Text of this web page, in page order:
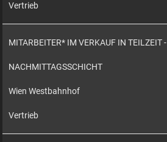
Vertrieb
MITARBEITER* IM VERKAUF IN TEILZEIT -
NACHMITTAGSSCHICHT
Wien Westbahnhof
Vertrieb